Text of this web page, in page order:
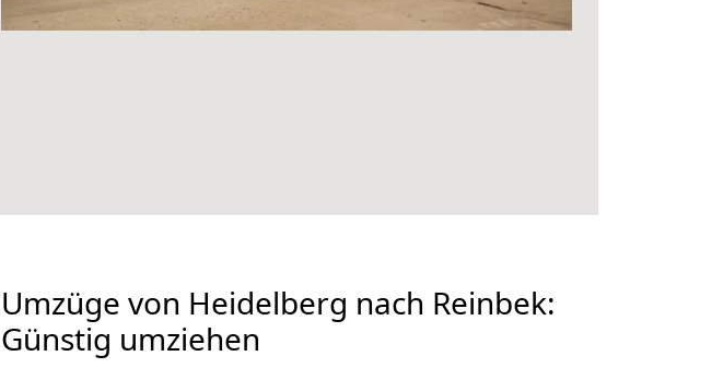
Umzüge von Heidelberg nach Reinbek:
Günstig umziehen